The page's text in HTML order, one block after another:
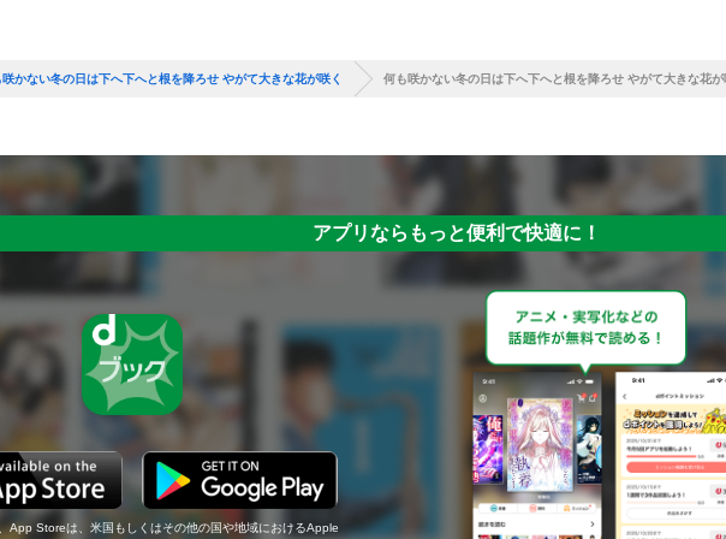
咲かない冬の日は下へ下へと根を降ろせ やがて大きな花が咲く 何も咲かない冬の日は下へ下へと根を降ろせ やがて大きな花が
アプリならもっと便利で快適に！
App Storeは、米国もしくはその他の国や地域におけるApple